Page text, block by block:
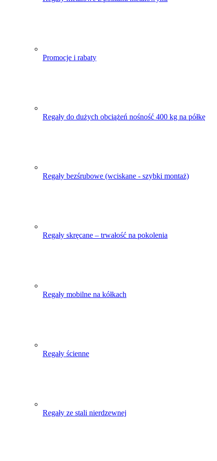
Promocje i rabaty
Regały do dużych obciążeń nośność 400 kg na półkę
Regały bezśrubowe (wciskane - szybki montaż)
Regały skręcane – trwałość na pokolenia
Regały mobilne na kółkach
Regały ścienne
Regały ze stali nierdzewnej